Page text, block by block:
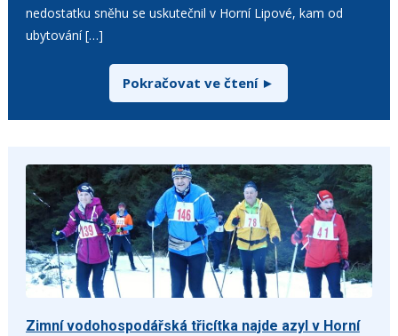
nedostatku sněhu se uskutečnil v Horní Lipové, kam od
ubytování […]
Pokračovat ve čtení ►
Zimní vodohospodářská třicítka najde azyl v Horní